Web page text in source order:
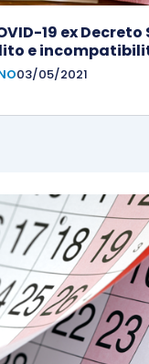
19 ex Decreto
e
03/05/2021